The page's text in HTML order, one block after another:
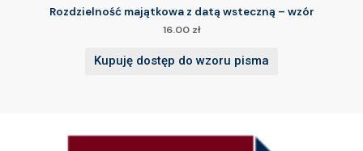
Rozdzielność majątkowa z datą wsteczną – wzór
16.00 zł
Kupuję dostęp do wzoru pisma